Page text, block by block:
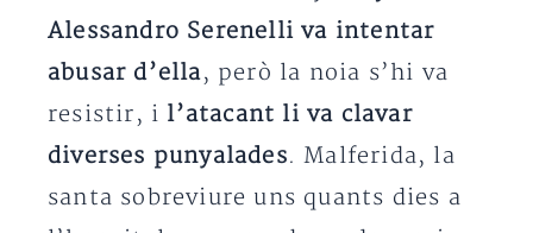
Alessandro Serenelli va intentar
abusar d’ella, però la noia s’hi va
resistir, i l’atacant li va clavar
diverses punyalades. Malferida, la
santa sobreviure uns quants dies a